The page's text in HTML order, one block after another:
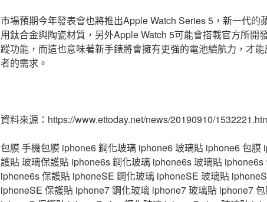
市場預期今年發表會也將推出Apple Watch Series 5，新一代的
用鈦合金與陶瓷材質，另外Apple Watch 5可能會搭載官方所開
蹤功能，而這也意味著新手錶將會擁有更強的電池續航力，才
者的需求。
資料來源：https://www.ettoday.net/news/20190910/
包膜 手機包膜 iphone6 鋼化玻璃 iphone6 玻璃貼 iphone6 包膜
護貼 玻璃保護貼 iphone6s 鋼化玻璃 iphone6s 玻璃貼 iphone6s
iphone6s 保護貼 iphoneSE 鋼化玻璃 iphoneSE 玻璃貼
iphoneSE 保護貼 iphone7 鋼化玻璃 iphone7 玻璃貼 iphone7